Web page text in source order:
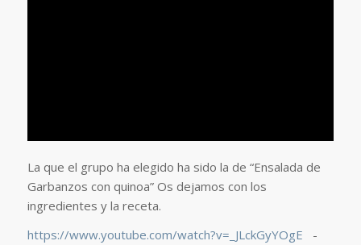
La que el grupo ha elegido ha sido la de “Ensalada de
Garbanzos con quinoa” Os dejamos con los
ingredientes y la receta.
https://www.youtube.com/watch?v=_JLckGyYOgE -